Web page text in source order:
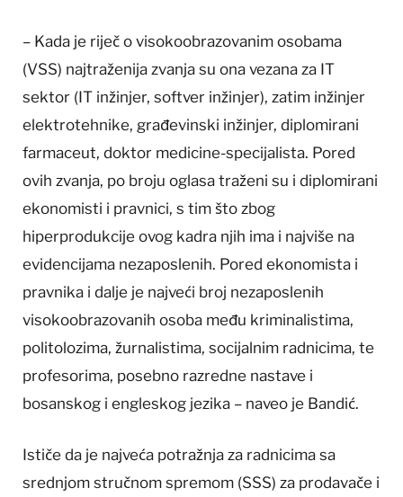
– Kada je riječ o visokoobrazovanim osobama
(VSS) najtraženija zvanja su ona vezana za IT
sektor (IT inžinjer, softver inžinjer), zatim inžinjer
elektrotehnike, građevinski inžinjer, diplomirani
farmaceut, doktor medicine-specijalista. Pored
ovih zvanja, po broju oglasa traženi su i diplomirani
ekonomisti i pravnici, s tim što zbog
hiperprodukcije ovog kadra njih ima i najviše na
evidencijama nezaposlenih. Pored ekonomista i
pravnika i dalje je najveći broj nezaposlenih
visokoobrazovanih osoba među kriminalistima,
politolozima, žurnalistima, socijalnim radnicima, te
profesorima, posebno razredne nastave i
bosanskog i engleskog jezika – naveo je Bandić.
Ističe da je najveća potražnja za radnicima sa
srednjom stručnom spremom (SSS) za prodavače i